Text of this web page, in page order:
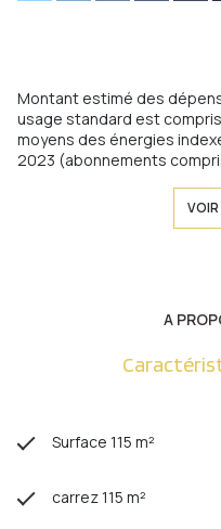
Montant estimé des
usage standard est
moyens des énergies
2023 (abonnements
A
Surface 115 m²
carrez 115 m²